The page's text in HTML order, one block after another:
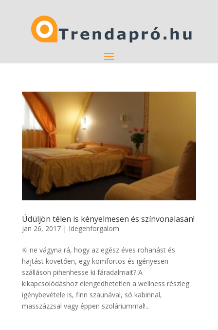
Üdüljön télen is kényelmesen és színvonalasan!
jan 26, 2017| Idegenforgalom
Ki ne vágyna rá, hogy az egész éves rohanást és
hajtást követően, egy komfortos és igényesen
szálláson pihenhesse ki fáradalmait? A
kikapcsolódáshoz elengedhetetlen a wellness részleg
igénybevétele is, finn szaunával, só kabinnal,
masszázzsal vagy éppen szoláriummal!...